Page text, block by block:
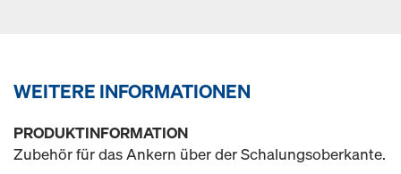
WEITERE INFORMATIONEN
PRODUKTINFORMATION
Zubehör für das Ankern über der Schalungsoberkante.